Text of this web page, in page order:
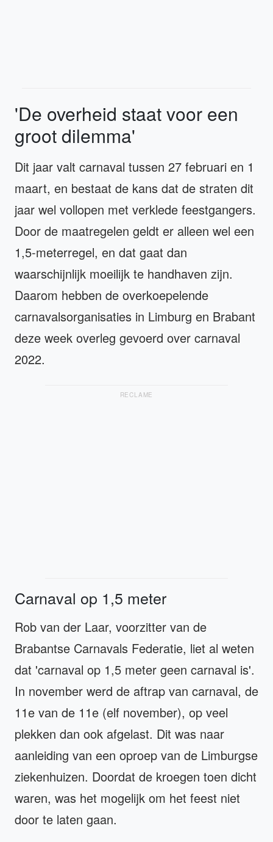
'De overheid staat voor een
groot dilemma'
Dit jaar valt carnaval tussen 27 februari en 1
maart, en bestaat de kans dat de straten dit
jaar wel vollopen met verklede feestgangers.
Door de maatregelen geldt er alleen wel een
1,5-meterregel, en dat gaat dan
waarschijnlijk moeilijk te handhaven zijn.
Daarom hebben de overkoepelende
carnavalsorganisaties in Limburg en Brabant
deze week overleg gevoerd over carnaval
2022.
RECLAME
Carnaval op 1,5 meter
Rob van der Laar, voorzitter van de
Brabantse Carnavals Federatie, liet al weten
dat 'carnaval op 1,5 meter geen carnaval is'.
In november werd de aftrap van carnaval, de
11e van de 11e (elf november), op veel
plekken dan ook afgelast. Dit was naar
aanleiding van een oproep van de Limburgse
ziekenhuizen. Doordat de kroegen toen dicht
waren, was het mogelijk om het feest niet
door te laten gaan.